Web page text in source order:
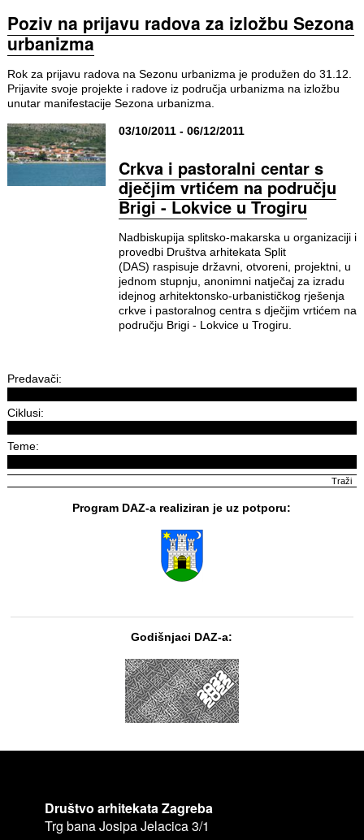
Poziv na prijavu radova za izložbu Sezona
urbanizma
Rok za prijavu radova na Sezonu urbanizma je produžen do 31.12.
Prijavite svoje projekte i radove iz područja urbanizma na izložbu
unutar manifestacije Sezona urbanizma.
03/10/2011 - 06/12/2011
Crkva i pastoralni centar s
dječjim vrtićem na području
Brigi - Lokvice u Trogiru
Nadbiskupija splitsko-makarska u organizaciji i
provedbi Društva arhitekata Split
(DAS) raspisuje državni, otvoreni, projektni, u
jednom stupnju, anonimni natječaj za izradu
idejnog arhitektonsko-urbanističkog rješenja
crkve i pastoralnog centra s dječjim vrtićem na
području Brigi - Lokvice u Trogiru.
Predavači:
Ciklusi:
Teme:
Program DAZ-a realiziran je uz potporu:
Godišnjaci DAZ-a:
Društvo arhitekata Zagreba
Trg bana Josipa Jelacica 3/1